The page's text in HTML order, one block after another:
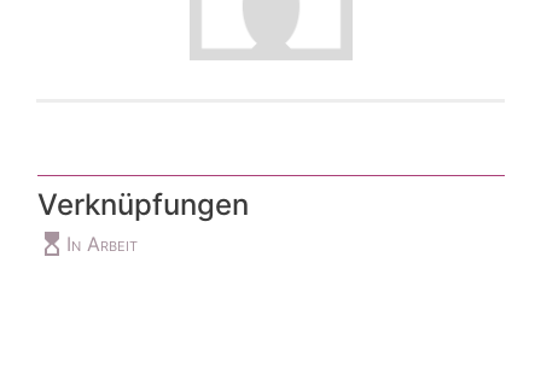
Verknüpfungen
hourglass_top In Arbeit